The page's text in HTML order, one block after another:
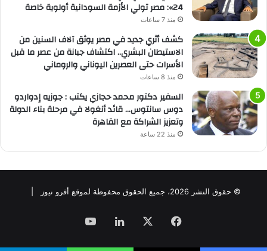
24»: مصر تولي الأزمة السودانية أولوية خاصة
منذ 7 ساعات
كشف أثري جديد في مصر يوثق آلاف السنين من
الاستيطان البشري.. اكتشاف جبانة من عصر ما قبل
الأسرات حتى العصرين اليوناني والروماني
منذ 8 ساعات
السفير دكتور محمد حجازي يكتب : جوزيه إدواردو
دوس سانتوس… قائد أنغولا في مرحلة بناء الدولة
وتعزيز الشراكة مع القاهرة
منذ 22 ساعة
© حقوق النشر 2026، جميع الحقوق محفوظة لموقع أفرو نيوز |
فيسبوك لينكدإن